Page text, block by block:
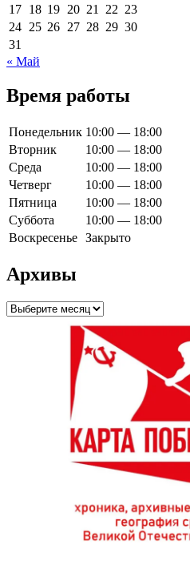
17 18 19 20 21 22 23
24 25 26 27 28 29 30
31
« Май
Время работы
Понедельник 10:00 — 18:00
Вторник
10:00 — 18:00
Среда
10:00 — 18:00
Четверг
10:00 — 18:00
Пятница
10:00 — 18:00
Суббота
10:00 — 18:00
Воскресенье Закрыто
Архивы
Архивы